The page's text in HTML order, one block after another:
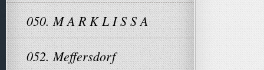
050. M A R K L I S S A
052. Meffersdorf